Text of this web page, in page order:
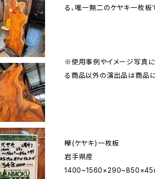
る、唯一無二のケヤキ一枚板
※使用事例やイメージ写真に
る商品以外の演出品は商品に
欅(ケヤキ)一枚板
岩手県産
1400~1560×290~850×45